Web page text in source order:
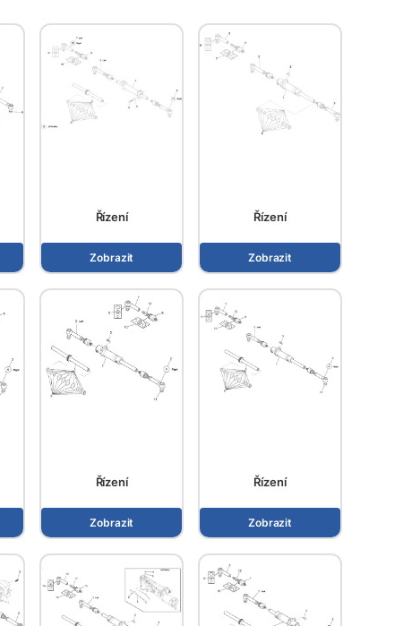
Řízení
Zobrazit
Řízení
Zobrazit
Řízení
Zobrazit
Řízení
Zobrazit